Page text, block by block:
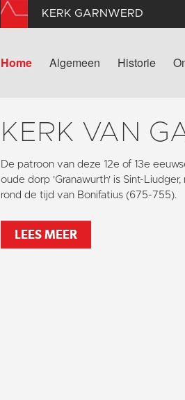
KERK GARNWERD
Home Algemeen Historie
KERK VAN
De patroon van deze 12e of 13e
oude dorp 'Granawurth' is Sint-
rond de tijd van Bonifatius (675-755).
LEES MEER